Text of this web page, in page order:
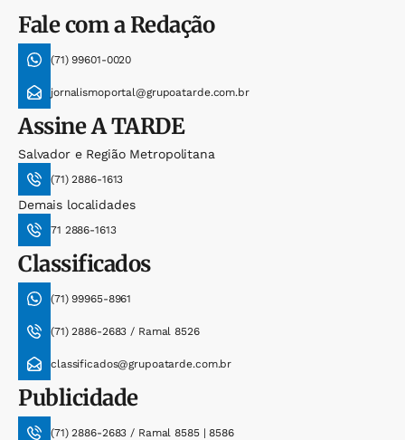
Fale com a Redação
(71) 99601-0020
jornalismoportal@grupoatarde.com.br
AssineA TARDE
Salvador e Região Metropolitana
(71) 2886-1613
Demais localidades
71 2886-1613
Classificados
(71) 99965-8961
(71) 2886-2683 / Ramal 8526
classificados@grupoatarde.com.br
Publicidade
(71) 2886-2683 / Ramal 8585 | 8586